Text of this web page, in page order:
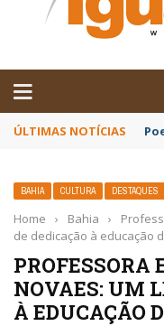
ÚLTIMAS NOTÍCIAS
BAHIA CULTURA DESTAQUES
Home › Bahia ›
de dedicação à educação
PROFESSORA
NOVAES: UM
À EDUCAÇÃO